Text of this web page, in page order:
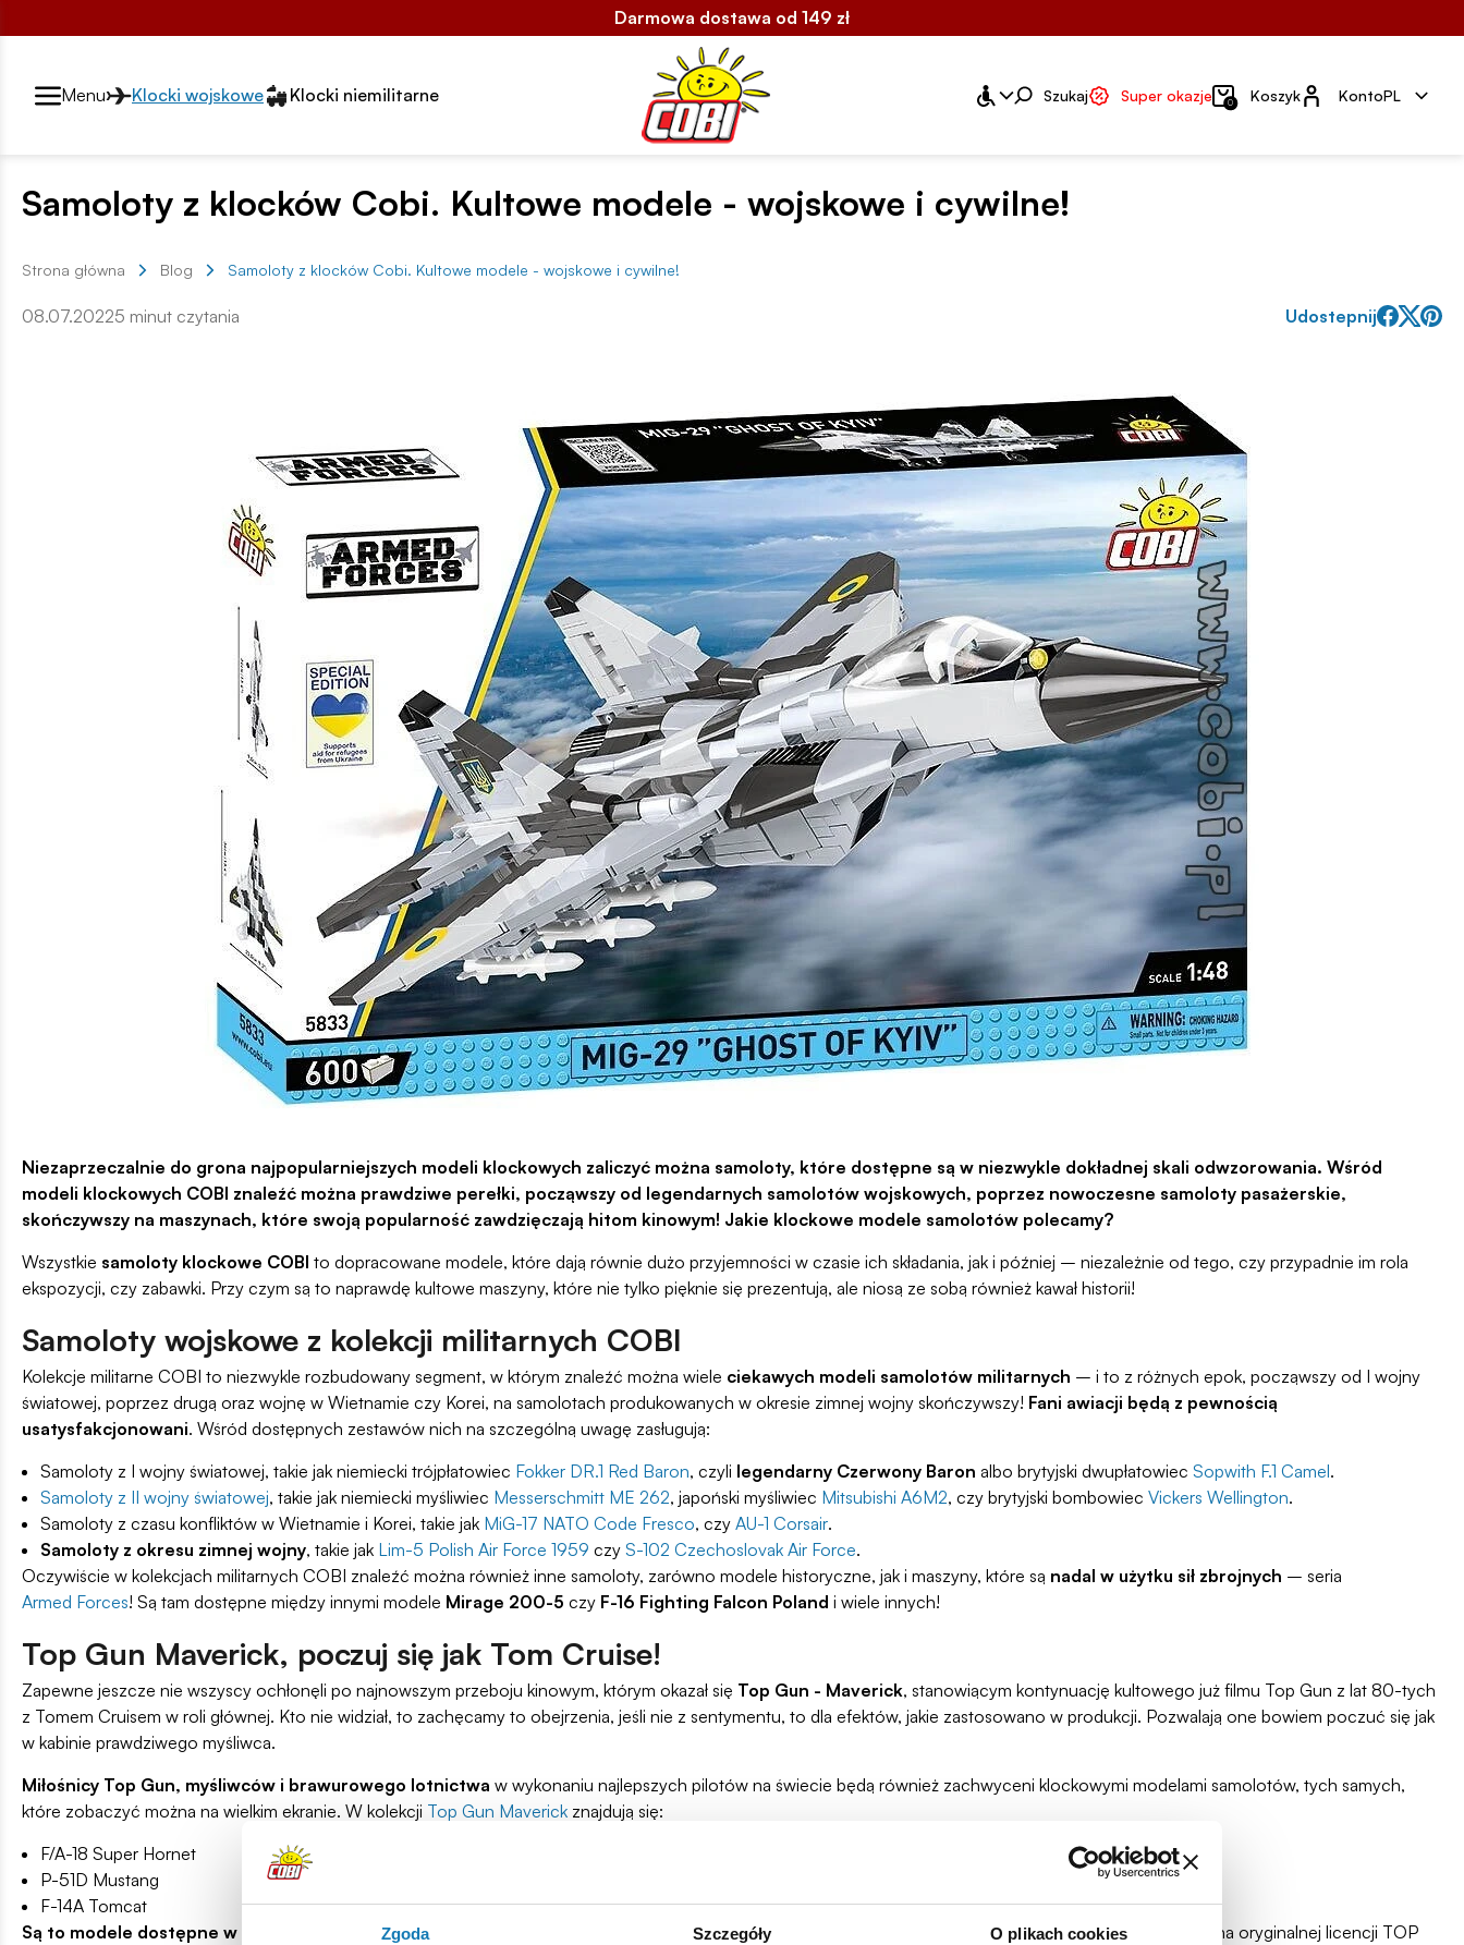
Zgoda Szczegóły O plikach cookies
Darmowa dostawa od 149 zł
Przełącznik segmentów2
Menu Klocki wojskowe Klocki niemilitarne Szukaj Super okazje 0 KoszykKonto
KontoPL
Samoloty z klocków Cobi. Kultowe modele - wojskowe i cywilne!
Strona główna Blog Samoloty z klocków Cobi. Kultowe modele - wojskowe i cywilne!
08.07.20225 minut czytania Udostepnij
Niezaprzeczalnie do grona najpopularniejszych modeli klockowych zaliczyć można samoloty, które dostępne są w niezwykle dokładnej skali odwzorowania. Wśród
modeli klockowych COBI znaleźć można prawdziwe perełki, począwszy od legendarnych samolotów wojskowych, poprzez nowoczesne samoloty pasażerskie,
skończywszy na maszynach, które swoją popularność zawdzięczają hitom kinowym! Jakie klockowe modele samolotów polecamy?
Wszystkie samoloty klockowe COBI to dopracowane modele, które dają równie dużo przyjemności w czasie ich składania, jak i później – niezależnie od tego, czy przypadnie im rola
ekspozycji, czy zabawki. Przy czym są to naprawdę kultowe maszyny, które nie tylko pięknie się prezentują, ale niosą ze sobą również kawał historii!
Samoloty wojskowe z kolekcji militarnych COBI
Kolekcje militarne COBI to niezwykle rozbudowany segment, w którym znaleźć można wiele ciekawych modeli samolotów militarnych – i to z różnych epok, począwszy od I wojny
światowej, poprzez drugą oraz wojnę w Wietnamie czy Korei, na samolotach produkowanych w okresie zimnej wojny skończywszy! Fani awiacji będą z pewnością
usatysfakcjonowani. Wśród dostępnych zestawów nich na szczególną uwagę zasługują:
Samoloty z I wojny światowej, takie jak niemiecki trójpłatowiec Fokker DR.1 Red Baron, czyli legendarny Czerwony Baron albo brytyjski dwupłatowiec Sopwith F.1 Camel.
Samoloty z II wojny światowej, takie jak niemiecki myśliwiec Messerschmitt ME 262, japoński myśliwiec Mitsubishi A6M2, czy brytyjski bombowiec Vickers Wellington.
Samoloty z czasu konfliktów w Wietnamie i Korei, takie jak MiG-17 NATO Code Fresco, czy AU-1 Corsair.
Samoloty z okresu zimnej wojny, takie jak Lim-5 Polish Air Force 1959 czy S-102 Czechoslovak Air Force.
Oczywiście w kolekcjach militarnych COBI znaleźć można również inne samoloty, zarówno modele historyczne, jak i maszyny, które są nadal w użytku sił zbrojnych – seria
Armed Forces! Są tam dostępne między innymi modele Mirage 200-5 czy F-16 Fighting Falcon Poland i wiele innych!
Top Gun Maverick, poczuj się jak Tom Cruise!
Zapewne jeszcze nie wszyscy ochłonęli po najnowszym przeboju kinowym, którym okazał się Top Gun - Maverick, stanowiącym kontynuację kultowego już filmu Top Gun z lat 80-tych
z Tomem Cruisem w roli głównej. Kto nie widział, to zachęcamy to obejrzenia, jeśli nie z sentymentu, to dla efektów, jakie zastosowano w produkcji. Pozwalają one bowiem poczuć się jak
w kabinie prawdziwego myśliwca.
Miłośnicy Top Gun, myśliwców i brawurowego lotnictwa w wykonaniu najlepszych pilotów na świecie będą również zachwyceni klockowymi modelami samolotów, tych samych,
które zobaczyć można na wielkim ekranie. W kolekcji Top Gun Maverick znajdują się:
F/A-18 Super Hornet
P-51D Mustang
F-14A Tomcat
Są to modele dostępne w skali 1:48 lub 1:35 o dopracowanych detalach
, wyposażone w podstawkę i tabliczkę ekspozycyjną. Są one wyprodukowane na oryginalnej licencji TOP